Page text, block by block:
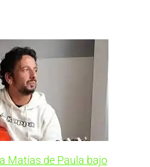
Matías de Paula bajo